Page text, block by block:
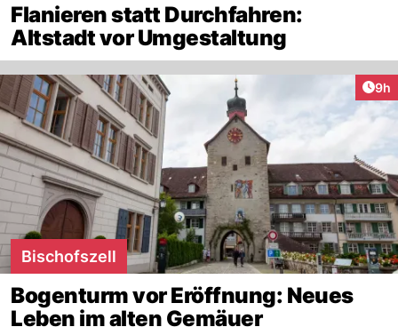
Flanieren statt Durchfahren:
Altstadt vor Umgestaltung
9h
Bischofszell
Bogenturm vor Eröffnung: Neues
Leben im alten Gemäuer